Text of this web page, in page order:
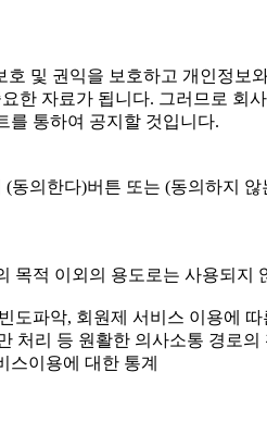
및 권익을 보호하고 개인정
한 자료가 됩니다. 그러므로
를 통하여 공지할 것입니다.
의한다)버튼 또는 (동의하지
적 이외의 용도로는 사용되
도파악, 회원제 서비스 이용에
처리 등 원활한 의사소통 경로의
스이용에 대한 통계